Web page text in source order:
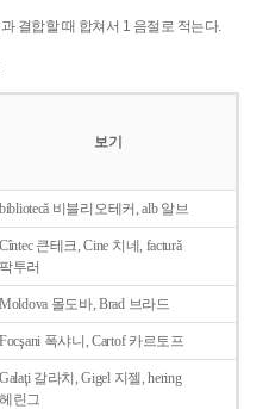
결합할 때 합쳐서 1 음절로 적는다.
보기
bibliotecǎ 비블리오테커, alb 알브
Cîntec 큰테크, Cine 치네, facturǎ
팍투러
Moldova 몰도바, Brad 브라드
Focşani 폭샤니, Cartof 카르토프
Galaţi 갈라치, Gigel 지젤, hering
헤린그